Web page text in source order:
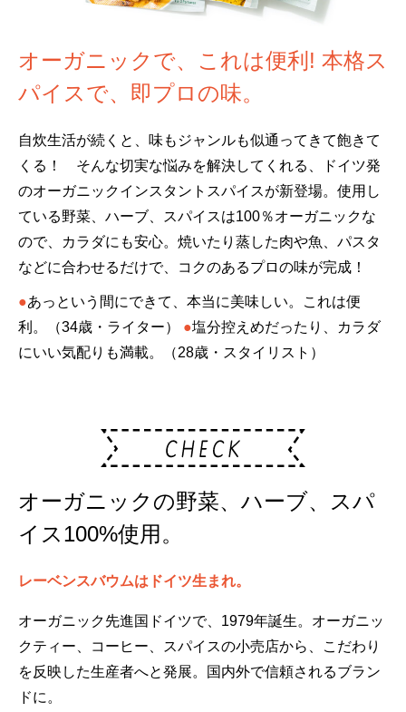
オーガニックで、これは便利! 本格ス
パイスで、即プロの味。
自炊生活が続くと、味もジャンルも似通ってきて飽きて
くる！ そんな切実な悩みを解決してくれる、ドイツ発
のオーガニックインスタントスパイスが新登場。使用し
ている野菜、ハーブ、スパイスは100％オーガニックな
ので、カラダにも安心。焼いたり蒸した肉や魚、パスタ
などに合わせるだけで、コクのあるプロの味が完成！
●あっという間にできて、本当に美味しい。これは便
利。（34歳・ライター）
●塩分控えめだったり、カラダ
にいい気配りも満載。（28歳・スタイリスト）
オーガニックの野菜、ハーブ、スパ
イス100%使用。
レーベンスバウムはドイツ生まれ。
オーガニック先進国ドイツで、1979年誕生。オーガニッ
クティー、コーヒー、スパイスの小売店から、こだわり
を反映した生産者へと発展。国内外で信頼されるブラン
ドに。